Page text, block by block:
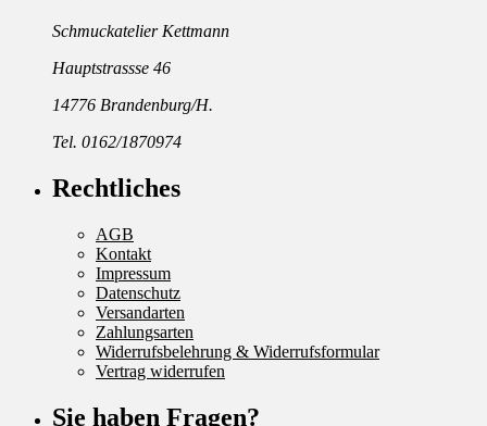
Schmuckatelier Kettmann
Hauptstrassse 46
14776 Brandenburg/H.
Tel. 0162/1870974
Rechtliches
AGB
Kontakt
Impressum
Datenschutz
Versandarten
Zahlungsarten
Widerrufsbelehrung & Widerrufsformular
Vertrag widerrufen
Sie haben Fragen?